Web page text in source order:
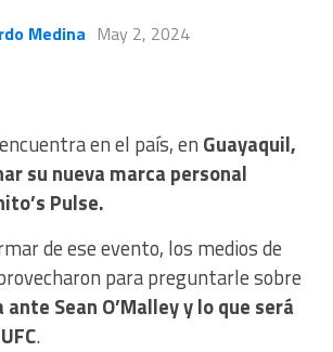
Medina May 2, 2024
en el país, en Guayaquil,
su nueva marca personal
Pulse.
de ese evento, los medios de
para preguntarle sobre
Sean O’Malley y lo que será
.